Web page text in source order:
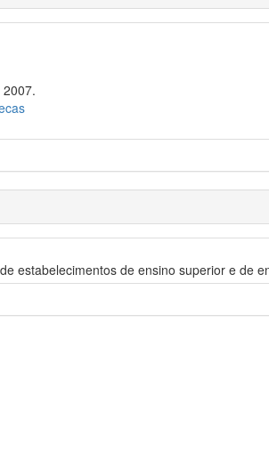
estabelecimentos de ensino superior e de